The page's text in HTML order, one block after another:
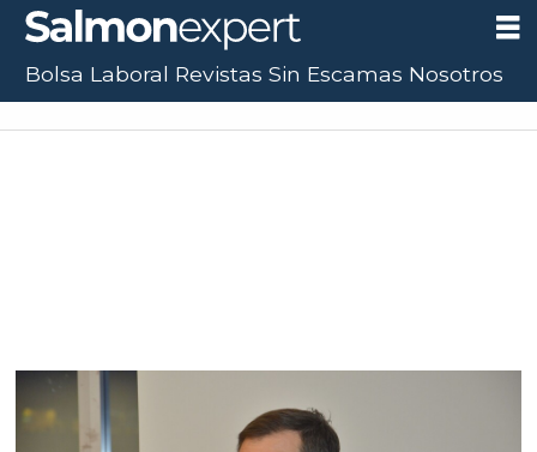
Bolsa Laboral Revistas Sin Escamas Nosotros